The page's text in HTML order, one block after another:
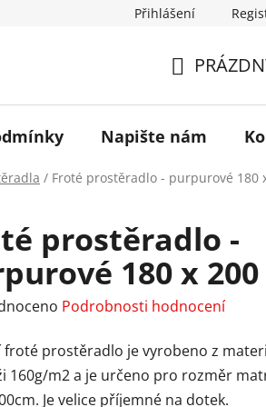
Přihlášení
KOŠÍK
Napište nám
/ Froté prostěradlo - purpurové 180
prostěradlo -
180 x 200
Podrobnosti hodnocení
froté prostěradlo je vyrobeno z
160g/m2 a je určeno pro rozměr
Je velice příjemné na dotek.